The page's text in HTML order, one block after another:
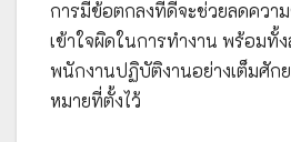
การมีข้อตกลงที่ดีจะช่วยลดควา
เข้าใจผิดในการทำงาน พร้อมทั้ง
พนักงานปฏิบัติงานอย่างเต็มศัก
หมายที่ตั้งไว้